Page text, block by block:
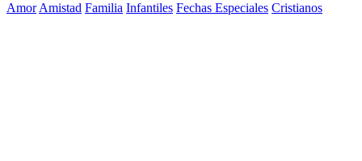
Amor Amistad Familia Infantiles Fechas Especiales Cristianos